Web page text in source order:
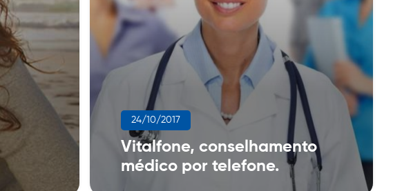
24/10/2017
Vitalfone, conselhamento
médico por telefone.